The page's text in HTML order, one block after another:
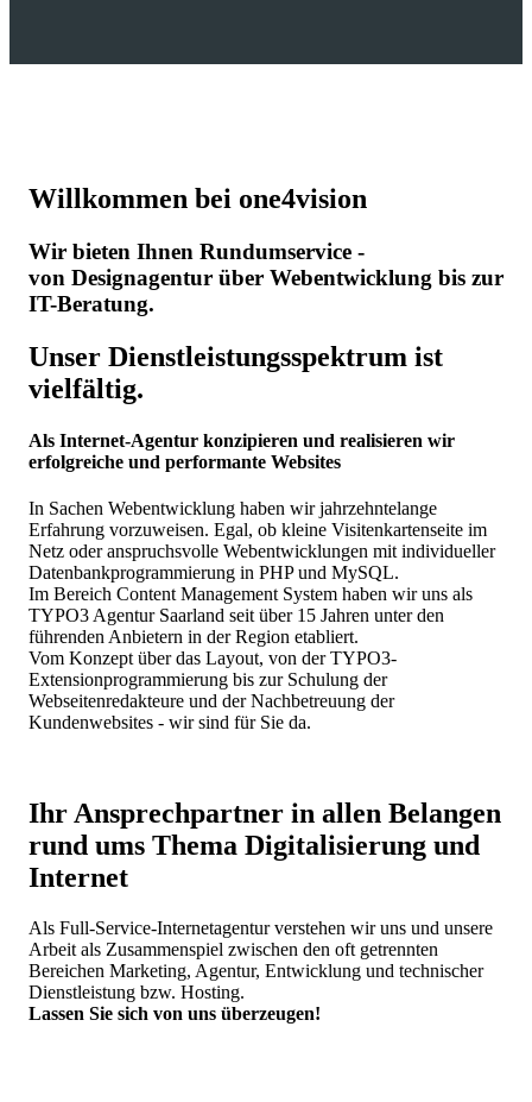
Willkommen bei one4vision
Wir bieten Ihnen Rundumservice -
von Designagentur über Webentwicklung bis zur
IT-Beratung.
Unser Dienstleistungsspektrum ist
vielfältig.
Als Internet-Agentur konzipieren und realisieren wir
erfolgreiche und performante Websites
In Sachen Webentwicklung haben wir jahrzehntelange
Erfahrung vorzuweisen. Egal, ob kleine Visitenkartenseite im
Netz oder anspruchsvolle Webentwicklungen mit individueller
Datenbankprogrammierung in PHP und MySQL.
Im Bereich Content Management System haben wir uns als
TYPO3 Agentur Saarland seit über 15 Jahren unter den
führenden Anbietern in der Region etabliert.
Vom Konzept über das Layout, von der TYPO3-
Extensionprogrammierung bis zur Schulung der
Webseitenredakteure und der Nachbetreuung der
Kundenwebsites - wir sind für Sie da.
Ihr Ansprechpartner in allen Belangen
rund ums Thema Digitalisierung und
Internet
Als Full-Service-Internetagentur verstehen wir uns und unsere
Arbeit als Zusammenspiel zwischen den oft getrennten
Bereichen Marketing, Agentur, Entwicklung und technischer
Dienstleistung bzw. Hosting.
Lassen Sie sich von uns überzeugen!